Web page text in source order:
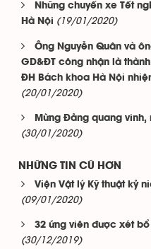
Những chuyến xe Tết
Hà Nội (19/01/2020)
Ông Nguyễn Quân và
GD&ĐT công nhận là
ĐH Bách khoa Hà Nội
(20/01/2020)
Mừng Đảng quang vinh,
(30/01/2020)
NHỮNG TIN CŨ HƠN
Viện Vật lý Kỹ thuật kỷ
(09/01/2020)
32 ứng viên được xét
(30/12/2019)